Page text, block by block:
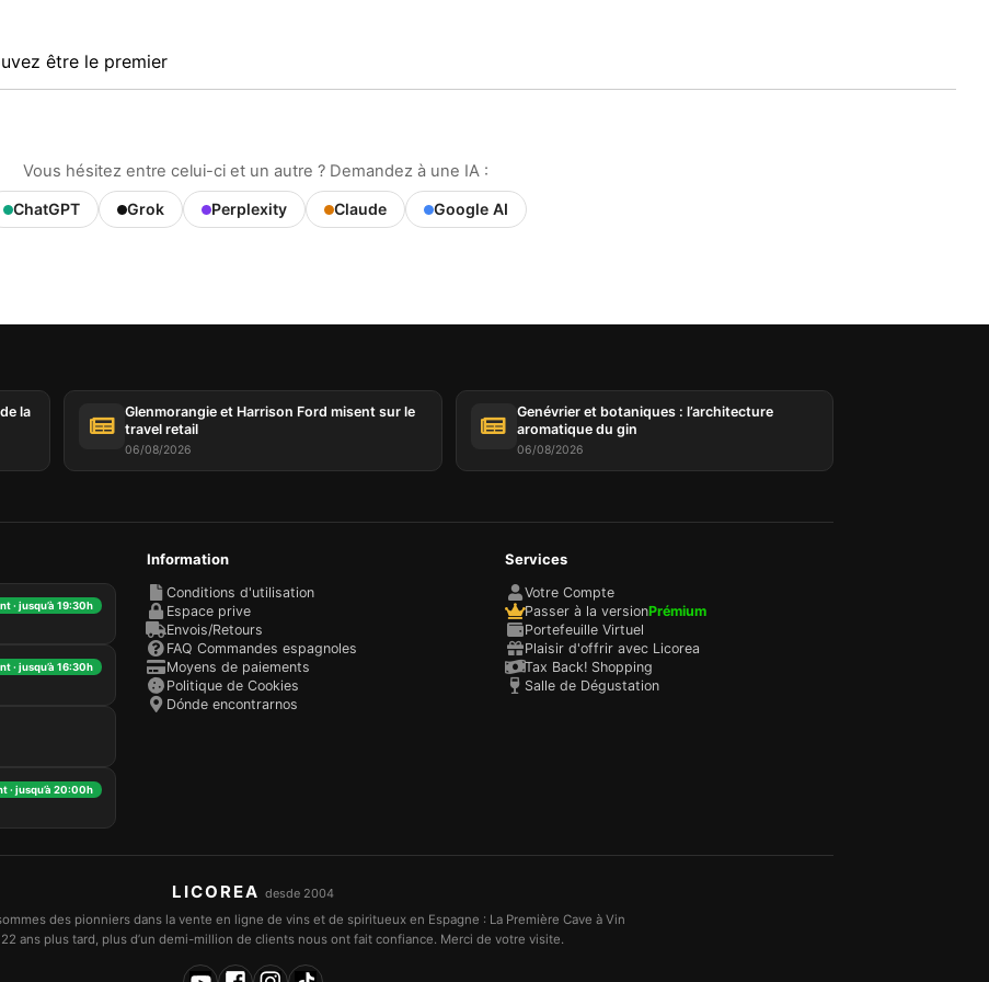
être le premier
Vous hésitez entre celui-ci et un autre ? Demandez à une IA :
ChatGPT Grok Perplexity Claude Google AI
la
Glenmorangie et Harrison Ford misent sur le
travel retail
06/08/2026
Genévrier et botaniques : l’architecture
aromatique du gin
06/08/2026
· jusqu’à 19:30h
· jusqu’à 16:30h
· jusqu’à 20:00h
Information
Conditions d'utilisation
Espace prive
Envois/Retours
FAQ Commandes espagnoles
Moyens de paiements
Politique de Cookies
Dónde encontrarnos
Services
Votre Compte
Passer à la versionPrémium
Portefeuille Virtuel
Plaisir d'offrir avec Licorea
Tax Back! Shopping
Salle de Dégustation
LICOREA desde 2004
des pionniers dans la vente en ligne de vins et de spiritueux en Espagne : La Première Cave à Vin
ans plus tard, plus d’un demi-million de clients nous ont fait confiance. Merci de votre visite.